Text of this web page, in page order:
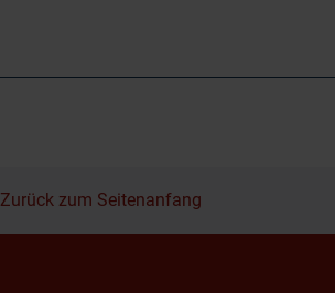
Zurück zum Seitenanfang